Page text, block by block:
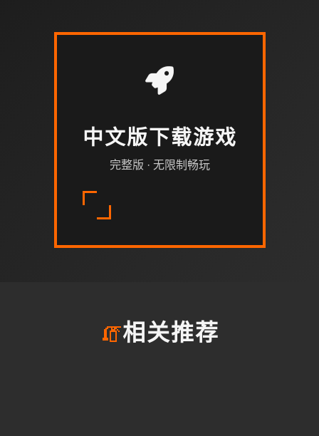
中文版下载游戏
完整版 · 无限制畅玩
🧯相关推荐